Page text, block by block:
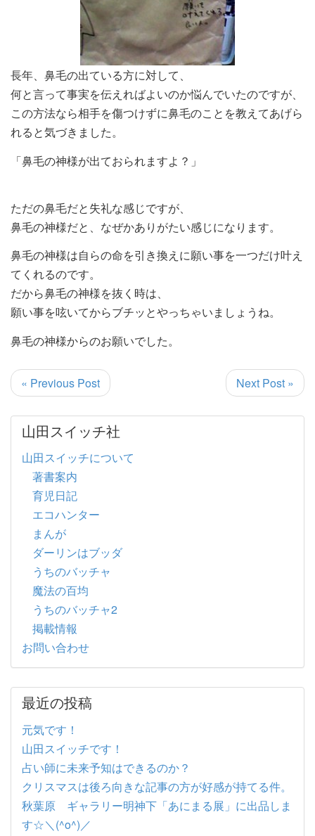
長年、鼻毛の出ている方に対して、
何と言って事実を伝えればよいのか悩んでいたのですが、
この方法なら相手を傷つけずに鼻毛のことを教えてあげら
れると気づきました。
「鼻毛の神様が出ておられますよ？」
ただの鼻毛だと失礼な感じですが、
鼻毛の神様だと、なぜかありがたい感じになります。
鼻毛の神様は自らの命を引き換えに願い事を一つだけ叶え
てくれるのです。
だから鼻毛の神様を抜く時は、
願い事を呟いてからブチッとやっちゃいましょうね。
鼻毛の神様からのお願いでした。
« Previous Post Next Post »
山田スイッチ社
山田スイッチについて
著書案内
育児日記
エコハンター
まんが
ダーリンはブッダ
うちのバッチャ
魔法の百均
うちのバッチャ2
掲載情報
お問い合わせ
最近の投稿
元気です！
山田スイッチです！
占い師に未来予知はできるのか？
クリスマスは後ろ向きな記事の方が好感が持てる件。
秋葉原 ギャラリー明神下「あにまる展」に出品しま
す☆＼(^o^)／